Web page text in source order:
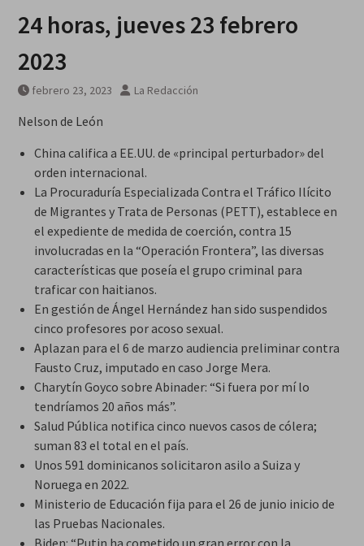
24 horas, jueves 23 febrero
2023
febrero 23, 2023 La Redacción
Nelson de León
China califica a EE.UU. de «principal perturbador» del
orden internacional.
La Procuraduría Especializada Contra el Tráfico Ilícito
de Migrantes y Trata de Personas (PETT), establece en
el expediente de medida de coerción, contra 15
involucradas en la “Operación Frontera”, las diversas
características que poseía el grupo criminal para
traficar con haitianos.
En gestión de Ángel Hernández han sido suspendidos
cinco profesores por acoso sexual.
Aplazan para el 6 de marzo audiencia preliminar contra
Fausto Cruz, imputado en caso Jorge Mera.
Charytín Goyco sobre Abinader: “Si fuera por mí lo
tendríamos 20 años más”.
Salud Pública notifica cinco nuevos casos de cólera;
suman 83 el total en el país.
Unos 591 dominicanos solicitaron asilo a Suiza y
Noruega en 2022.
Ministerio de Educación fija para el 26 de junio inicio de
las Pruebas Nacionales.